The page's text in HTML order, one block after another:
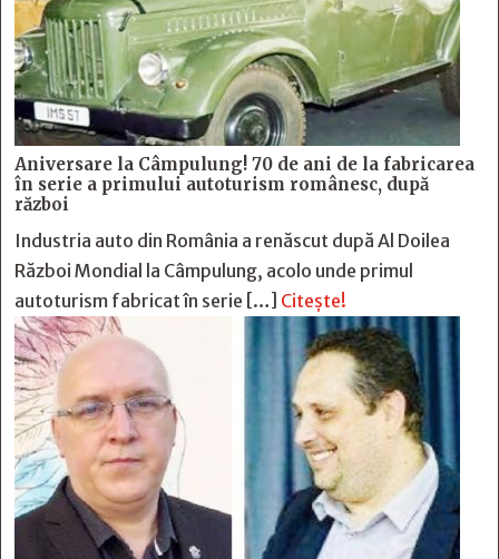
Aniversare la Câmpulung! 70 de ani de la fabricarea
în serie a primului autoturism românesc, după
război
Industria auto din România a renăscut după Al Doilea
Război Mondial la Câmpulung, acolo unde primul
autoturism fabricat în serie […] Citește!